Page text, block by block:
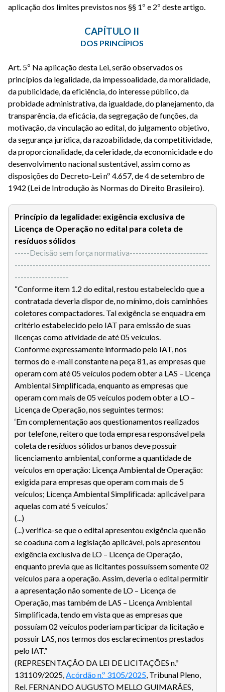
aplicação dos limites previstos nos §§ 1º e 2º deste artigo.
CAPÍTULO II
DOS PRINCÍPIOS
Art. 5º Na aplicação desta Lei, serão observados os
princípios da legalidade, da impessoalidade, da moralidade,
da publicidade, da eficiência, do interesse público, da
probidade administrativa, da igualdade, do planejamento, da
transparência, da eficácia, da segregação de funções, da
motivação, da vinculação ao edital, do julgamento objetivo,
da segurança jurídica, da razoabilidade, da competitividade,
da proporcionalidade, da celeridade, da economicidade e do
desenvolvimento nacional sustentável, assim como as
disposições do Decreto-Lei nº 4.657, de 4 de setembro de
1942 (Lei de Introdução às Normas do Direito Brasileiro).
Princípio da legalidade: exigência exclusiva de
Licença de Operação no edital para coleta de
resíduos sólidos
-----Decisão sem força normativa--------------------------
-----------------------------------------------------------------
------------------
“Conforme item 1.2 do edital, restou estabelecido que a
contratada deveria dispor de, no mínimo, dois caminhões
coletores compactadores. Tal exigência se enquadra em
critério estabelecido pelo IAT para emissão de suas
licenças como atividade de até 05 veículos.
Conforme expressamente informado pelo IAT, nos
termos do e-mail constante na peça 81, as empresas que
operam com até 05 veículos podem obter a LAS – Licença
Ambiental Simplificada, enquanto as empresas que
operam com mais de 05 veículos podem obter a LO –
Licença de Operação, nos seguintes termos:
‘Em complementação aos questionamentos realizados
por telefone, reitero que toda empresa responsável pela
coleta de resíduos sólidos urbanos deve possuir
licenciamento ambiental, conforme a quantidade de
veículos em operação: Licença Ambiental de Operação:
exigida para empresas que operam com mais de 5
veículos; Licença Ambiental Simplificada: aplicável para
aquelas com até 5 veículos.’
(...)
(...) verifica-se que o edital apresentou exigência que não
se coaduna com a legislação aplicável, pois apresentou
exigência exclusiva de LO – Licença de Operação,
enquanto previa que as licitantes possuíssem somente 02
veículos para a operação. Assim, deveria o edital permitir
a apresentação não somente de LO – Licença de
Operação, mas também de LAS – Licença Ambiental
Simplificada, tendo em vista que as empresas que
possuíam 02 veículos poderiam participar da licitação e
possuir LAS, nos termos dos esclarecimentos prestados
pelo IAT.”
(REPRESENTAÇÃO DA LEI DE LICITAÇÕES n.º
131109/2025,Acórdão n.º 3105/2025, Tribunal Pleno,
Rel. FERNANDO AUGUSTO MELLO GUIMARÃES,